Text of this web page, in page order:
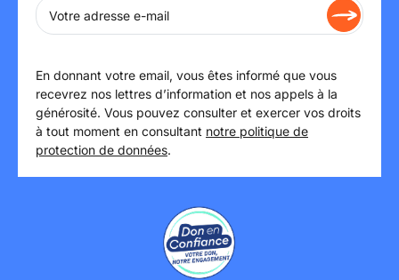
En donnant votre email, vous êtes informé que vous
recevrez nos lettres d’information et nos appels à la
générosité. Vous pouvez consulter et exercer vos droits
à tout moment en consultant notre politique de
protection de données.